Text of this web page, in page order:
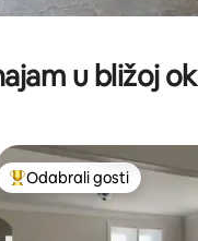
u bližoj
gosti”
Među najviše
Odabrali gosti